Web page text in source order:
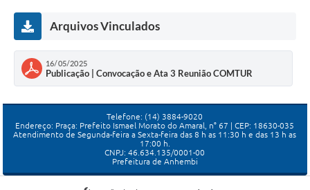
Arquivos Vinculados
16/05/2025
Publicação | Convocação e Ata 3 Reunião COMTUR
Telefone: (14) 3884-9020
Endereço: Praça: Prefeito Ismael Morato do Amaral, n° 67 | CEP: 18630-035
Atendimento de Segunda-feira a Sexta-feira das 8 h as 11:30 h e das 13 h as
17:00 h.
CNPJ: 46.634.135/0001-00
Prefeitura de Anhembi